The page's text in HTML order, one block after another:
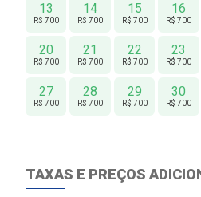
13
R$ 700
14
R$ 700
15
R$ 700
16
R$ 700
20
R$ 700
21
R$ 700
22
R$ 700
23
R$ 700
27
R$ 700
28
R$ 700
29
R$ 700
30
R$ 700
TAXAS E PREÇOS